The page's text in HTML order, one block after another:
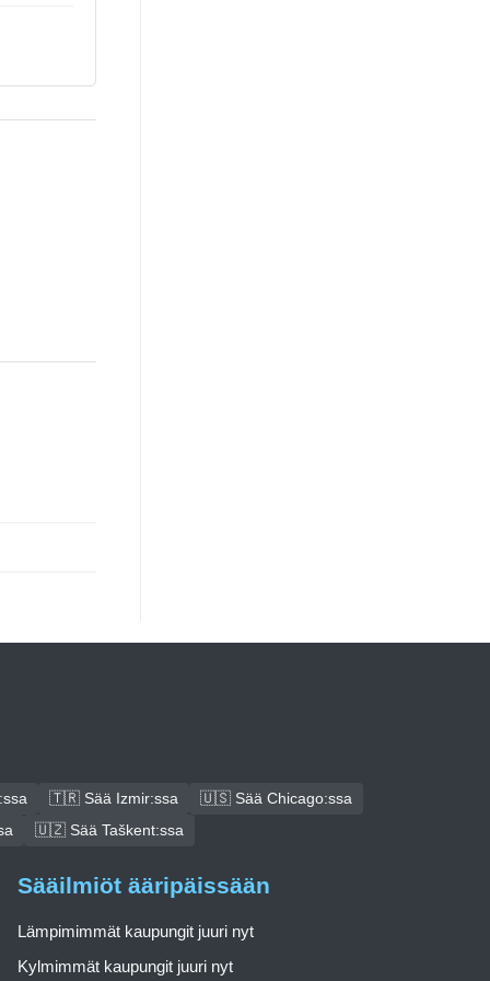
🇹🇷 Sää Izmir:ssa
🇺🇸 Sää Chicago:ssa
🇺🇿 Sää Taškent:ssa
Sääilmiöt ääripäissään
Lämpimimmät kaupungit juuri nyt
Kylmimmät kaupungit juuri nyt